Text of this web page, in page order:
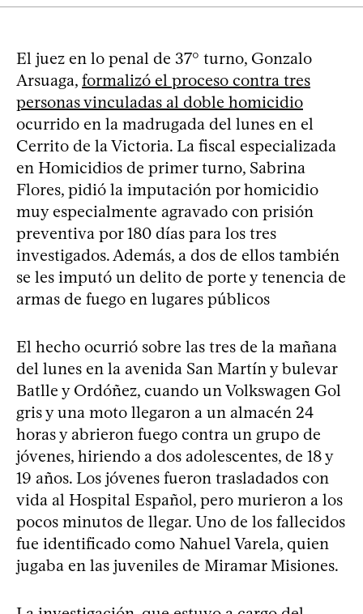
El juez en lo penal de 37° turno, Gonzalo
Arsuaga, formalizó el proceso contra tres
personas vinculadas al doble homicidio
ocurrido en la madrugada del lunes en el
Cerrito de la Victoria. La fiscal especializada
en Homicidios de primer turno, Sabrina
Flores, pidió la imputación por homicidio
muy especialmente agravado con prisión
preventiva por 180 días para los tres
investigados. Además, a dos de ellos también
se les imputó un delito de porte y tenencia de
armas de fuego en lugares públicos
El hecho ocurrió sobre las tres de la mañana
del lunes en la avenida San Martín y bulevar
Batlle y Ordóñez, cuando un Volkswagen Gol
gris y una moto llegaron a un almacén 24
horas y abrieron fuego contra un grupo de
jóvenes, hiriendo a dos adolescentes, de 18 y
19 años. Los jóvenes fueron trasladados con
vida al Hospital Español, pero murieron a los
pocos minutos de llegar. Uno de los fallecidos
fue identificado como Nahuel Varela, quien
jugaba en las juveniles de Miramar Misiones.